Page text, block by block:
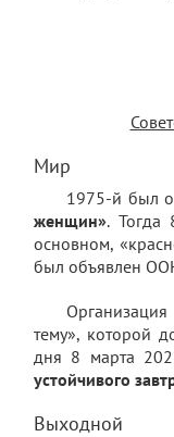
Мир
1975-й был
женщин». Тогда
основном,
был объявлен
тему», которой
дня 8 марта
устойчивого
Выходной